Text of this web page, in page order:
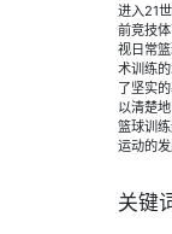
进入21
前竞技
视日常
术训练
了坚实
以清楚
篮球训
运动的发
关键